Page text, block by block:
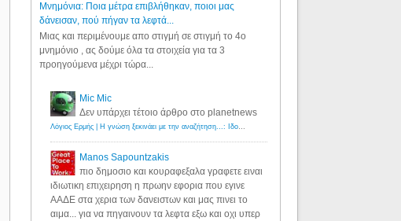
Μνημόνια: Ποια μέτρα επιβλήθηκαν, ποιοι μας
δάνεισαν, πού πήγαν τα λεφτά...
Μιας και περιμένουμε απο στιγμή σε στιγμή το 4ο
μνημόνιο , ας δούμε όλα τα στοιχεία για τα 3
προηγούμενα μέχρι τώρα...
Mic Mic
Δεν υπάρχει τέτοιο άρθρο στο planetnews
Λόγιος Ερμής | Η γνώση ξεκινάει με την αναζήτηση...: Ιδού οι 18 που χρωστούν 11 δις ευρώ!
Manos Sapountzakis
πιο δημοσιο και κουραφεξαλα γραφετε ειναι
ιδιωτικη επιχειρηση η πρωην εφορια που εγινε
ΑΑΔΕ στα χερια των δανειστων και μας πινει το
αιμα... για να πηγαινουν τα λεφτα εξω και οχι υπερ